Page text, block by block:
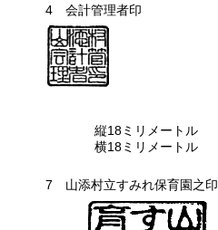
4 会計管理者印
縦18ミリメートル
横18ミリメートル
7 山添村立すみれ保育園之印